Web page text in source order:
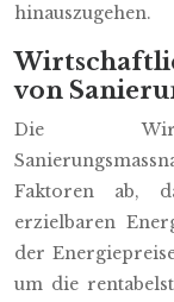
hinauszugehen.
von
Die
Faktoren ab,
erzielbaren
der
um die